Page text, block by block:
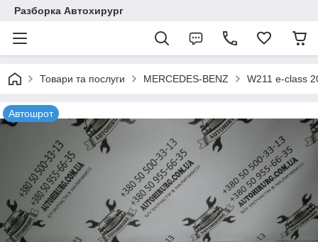
Разборка Автохирург
Товари та послуги MERCEDES-BENZ W211 e-class
Автошрот